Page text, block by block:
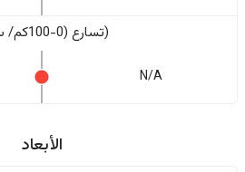
(تسارع (0-100كم/ ساعة
N/A
الأبعاد